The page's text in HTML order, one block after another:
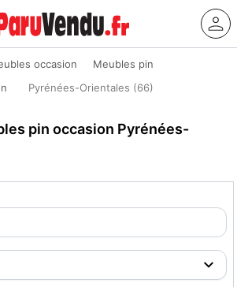
occasion
Meubles pin
Pyrénées-Orientales (66)
pin occasion Pyrénées-